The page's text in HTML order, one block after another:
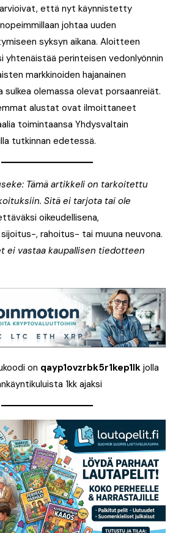
että nyt käynnistetty
johtaa uuden
syksyn aikana. Aloitteen
yhtenäistää perinteisen vedonlyönnin
markkinoiden hajanainen
sulkea olemassa olevat porsaanreiät.
alustat ovat ilmoittaneet
toimintaansa Yhdysvaltain
tutkinnan edetessä.
Tämä artikkeli on tarkoitettu
Sitä ei tarjota tai ole
oikeudellisena,
, rahoitus- tai muuna neuvona.
ei vastaa kaupallisen tiedotteen
on qayp1ovzrbk5r1kep1lk jolla
1kk ajaksi